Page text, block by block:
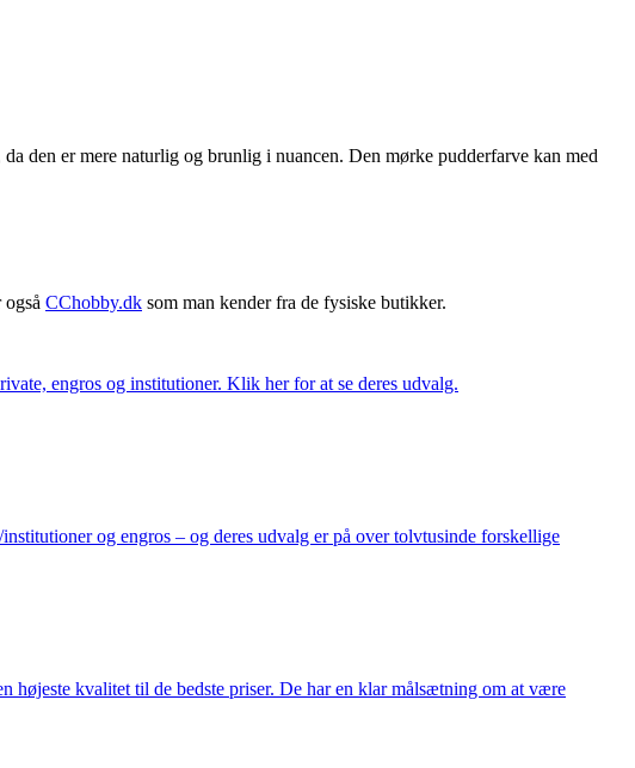
den er mere naturlig og brunlig i nuancen. Den mørke pudderfarve kan med
CChobby.dk som man kender fra de fysiske butikker.
engros og institutioner. Klik her for at se deres udvalg.
og engros – og deres udvalg er på over tolvtusinde forskellige
højeste kvalitet til de bedste priser. De har en klar målsætning om at være